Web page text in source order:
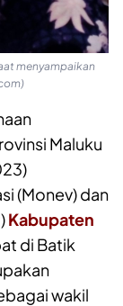
menyampaikan
Maluku
(Monev) dan
Kabupaten
di Batik
wakil